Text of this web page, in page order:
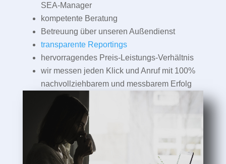
SEA-Manager
kompetente Beratung
Betreuung über unseren Außendienst
transparente Reportings
hervorragendes Preis-Leistungs-Verhältnis
wir messen jeden Klick und Anruf mit 100%
nachvollziehbarem und messbarem Erfolg